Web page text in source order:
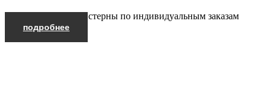
Производим автоцистерны по индивидуальным заказам
подробнее